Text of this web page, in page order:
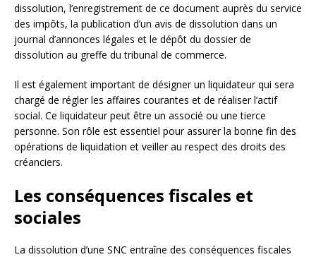
dissolution, l’enregistrement de ce document auprès du service
des impôts, la publication d’un avis de dissolution dans un
journal d’annonces légales et le dépôt du dossier de
dissolution au greffe du tribunal de commerce.
Il est également important de désigner un liquidateur qui sera
chargé de régler les affaires courantes et de réaliser l’actif
social. Ce liquidateur peut être un associé ou une tierce
personne. Son rôle est essentiel pour assurer la bonne fin des
opérations de liquidation et veiller au respect des droits des
créanciers.
Les conséquences fiscales et
sociales
La dissolution d’une SNC entraîne des conséquences fiscales